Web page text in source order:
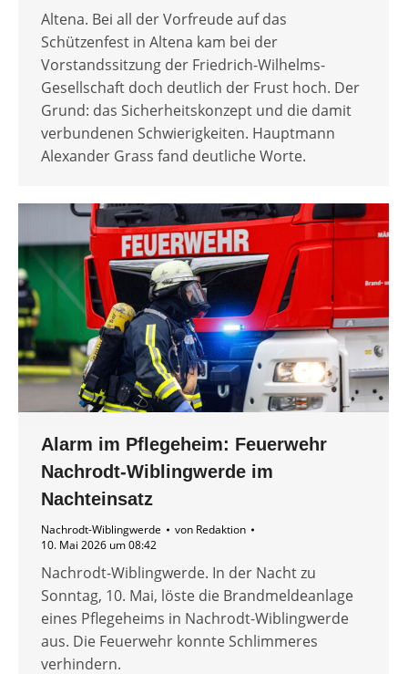
Altena. Bei all der Vorfreude auf das
Schützenfest in Altena kam bei der
Vorstandssitzung der Friedrich-Wilhelms-
Gesellschaft doch deutlich der Frust hoch. Der
Grund: das Sicherheitskonzept und die damit
verbundenen Schwierigkeiten. Hauptmann
Alexander Grass fand deutliche Worte.
Alarm im Pflegeheim: Feuerwehr
Nachrodt-Wiblingwerde im
Nachteinsatz
Nachrodt-Wiblingwerde von Redaktion
10. Mai 2026 um 08:42
Nachrodt-Wiblingwerde. In der Nacht zu
Sonntag, 10. Mai, löste die Brandmeldeanlage
eines Pflegeheims in Nachrodt-Wiblingwerde
aus. Die Feuerwehr konnte Schlimmeres
verhindern.